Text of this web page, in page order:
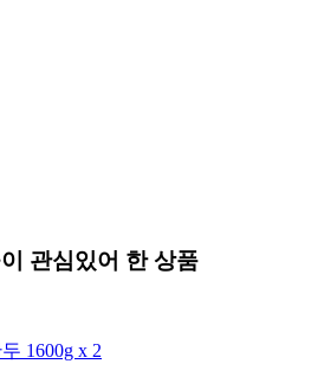
관심있어 한 상품
1600g x 2